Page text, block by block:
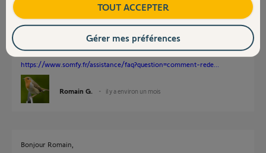
Réponses
https://www.somfy.fr/assistance/faq?question=comment-rede...
Romain G. il y a environ un mois
Bonjour Romain,
TOUT ACCEPTER
Gérer mes préférences